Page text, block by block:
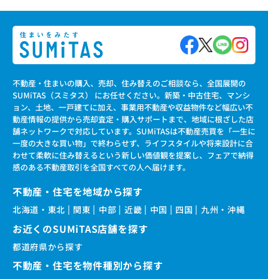
不動産・住まいの購入、売却、住み替えのご相談なら、全国展開の
SUMiTAS（スミタス） にお任せください。新築・中古住宅、マンシ
ョン、土地、一戸建てに加え、事業用不動産や収益物件など幅広い不
動産情報の提供から売却査定・購入サポートまで、地域に根ざした店
舗ネットワークで対応しています。SUMiTASは不動産売買を「一生に
一度の大きな買い物」で終わらせず、ライフスタイルや将来設計に合
わせて柔軟に住み替えるという新しい価値観を提案し、フェアで納得
感のある不動産取引を全国すべての人へ届けます。
不動産・住宅を地域から探す
北海道・東北 関東 中部 近畿 中国 四国 九州・沖縄
お近くのSUMiTAS店舗を探す
都道府県から探す
不動産・住宅を物件種別から探す